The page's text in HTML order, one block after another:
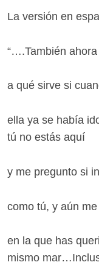
La versión en
“….También
a qué sirve si
ella ya se había
tú no estás aquí
y me pregunto si
como tú, y aún
en la que has
mismo